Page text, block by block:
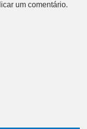
um comentário.